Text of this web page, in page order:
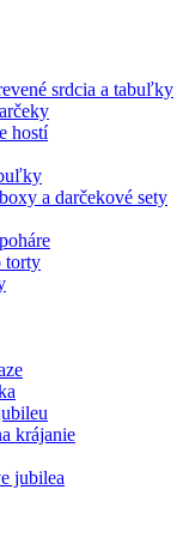
srdcia a tabuľky
hostí
a darčekové sety
torty
krájanie
jubilea